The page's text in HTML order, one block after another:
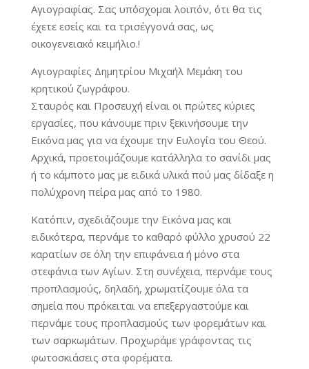
Αγιογραφίας. Σας υπόσχομαι λοιπόν, ότι θα τις
έχετε εσείς και τα τρισέγγονά σας, ως
οικογενειακό κειμήλιο.!
Αγιογραφίες Δημητρίου Μιχαήλ Μεμάκη του
κρητικού ζωγράφου.
Σταυρός και Προσευχή είναι οι πρώτες κύριες
εργασίες, που κάνουμε πριν ξεκινήσουμε την
Εικόνα μας για να έχουμε την Ευλογία του Θεού.
Αρχικά, προετοιμάζουμε κατάλληλα το σανίδι μας
ή το κάμποτο μας με ειδικά υλικά πού μας δίδαξε η
πολύχρονη πείρα μας από το 1980.
Κατόπιν, σχεδιάζουμε την Εικόνα μας και
ειδικότερα, περνάμε το καθαρό φύλλο χρυσού 22
καρατίων σε όλη την επιφάνεια ή μόνο στα
στεφάνια των Αγίων. Στη συνέχεια, περνάμε τους
προπλασμούς, δηλαδή, χρωματίζουμε όλα τα
σημεία που πρόκειται να επεξεργαστούμε και
περνάμε τους προπλασμούς των φορεμάτων και
των σαρκωμάτων. Προχωράμε γράφοντας τις
φωτοσκιάσεις στα φορέματα.